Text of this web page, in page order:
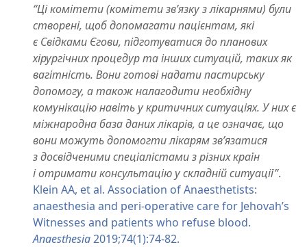
“Ці комітети (комітети зв’язку з лікарнями) були
створені, щоб допомагати пацієнтам, які
є Свідками Єгови, підготуватися до планових
хірургічних процедур та інших ситуацій, таких як
вагітність. Вони готові надати пастирську
допомогу, а також налагодити необхідну
комунікацію навіть у критичних ситуаціях. У них є
міжнародна база даних лікарів, а це означає, що
вони можуть допомогти лікарям зв’язатися
з досвідченими спеціалістами з різних країн
і отримати консультацію у складній ситуації”.
Klein AA, et al. Association of Anaesthetists:
anaesthesia and peri-operative care for Jehovah’s
Witnesses and patients who refuse blood.
Anaesthesia2019;74(1):74-82.